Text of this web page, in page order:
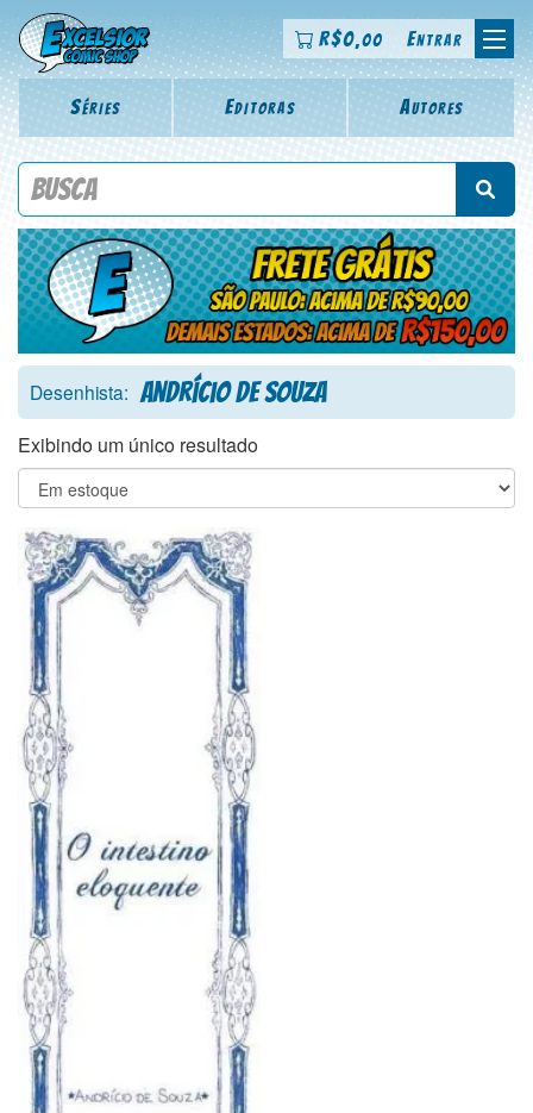
R$0,00 Entrar
Séries Editoras Autores
Procure por título da revista, personagem, série, escritor,
Desenhista: Andrício de Souza
Exibindo um único resultado